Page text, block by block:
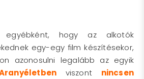
egyébként, hogy az alkotók
egy-egy film készítésekor,
azonosulni legalább az egyik
viszont nincsen